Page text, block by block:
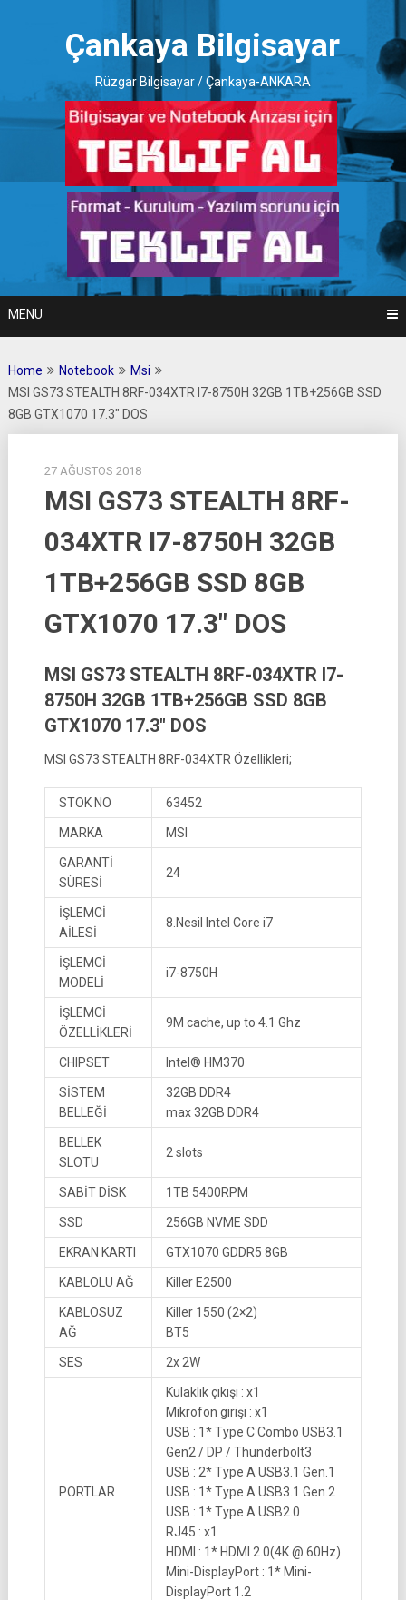
Çankaya Bilgisayar
Rüzgar Bilgisayar / Çankaya-ANKARA
MENU
Home Notebook
Msi
MSI GS73 STEALTH 8RF-034XTR I7-8750H 32GB 1TB+256GB SSD
8GB GTX1070 17.3″ DOS
27 AĞUSTOS 2018
MSI GS73 STEALTH 8RF-
034XTR I7-8750H 32GB
1TB+256GB SSD 8GB
GTX1070 17.3″ DOS
MSI GS73 STEALTH 8RF-034XTR I7-
8750H 32GB 1TB+256GB SSD 8GB
GTX1070 17.3″ DOS
MSI GS73 STEALTH 8RF-034XTR Özellikleri;
STOK NO 63452
MARKA MSI
GARANTİ
SÜRESİ
24
İŞLEMCİ
AİLESİ
8.Nesil Intel Core i7
İŞLEMCİ
MODELİ
i7-8750H
İŞLEMCİ
ÖZELLİKLERİ
9M cache, up to 4.1 Ghz
CHIPSET Intel® HM370
SİSTEM
BELLEĞİ
32GB DDR4
max 32GB DDR4
BELLEK
SLOTU
2 slots
SABİT DİSK 1TB 5400RPM
SSD 256GB NVME SDD
EKRAN KARTI GTX1070 GDDR5 8GB
KABLOLU AĞ Killer E2500
KABLOSUZ
AĞ
Killer 1550 (2×2)
BT5
SES 2x 2W
PORTLAR
Kulaklık çıkışı : x1
Mikrofon girişi : x1
USB : 1* Type C Combo USB3.1
Gen2 / DP / Thunderbolt3
USB : 2* Type A USB3.1 Gen.1
USB : 1* Type A USB3.1 Gen.2
USB : 1* Type A USB2.0
RJ45 : x1
HDMI : 1* HDMI 2.0(4K @ 60Hz)
Mini-DisplayPort : 1* Mini-
DisplayPort 1.2